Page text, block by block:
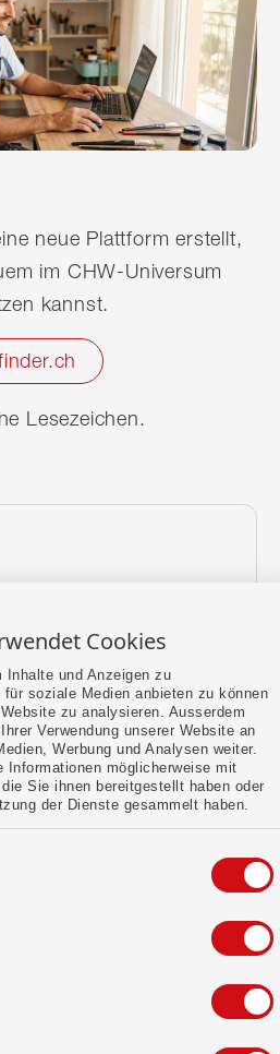
Cookies
Inhalte und Anzeigen zu
soziale Medien anbieten zu können
zu analysieren. Ausserdem
Verwendung unserer Website an
Werbung und Analysen weiter.
Informationen möglicherweise mit
Sie ihnen bereitgestellt haben oder
der Dienste gesammelt haben.
neue Plattform erstellt,
im CHW-Universum
kannst.
Lesezeichen.